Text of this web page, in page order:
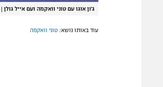
ג'ון אוגו עם טוני וואקמה ועם אייל גולן |
עוד באותו נושא: טוני וואקמה